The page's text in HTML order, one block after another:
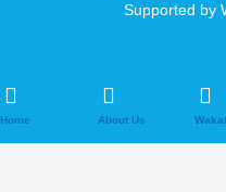
Supported by
Home About Us Wakaf